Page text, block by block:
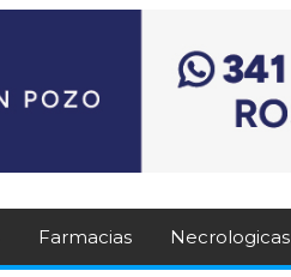
Farmacias Necrologicas